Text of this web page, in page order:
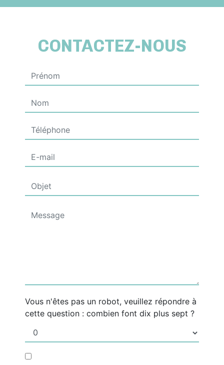
CONTACTEZ-NOUS
Vous n'êtes pas un robot, veuillez répondre à
cette question : combien font dix plus sept ?